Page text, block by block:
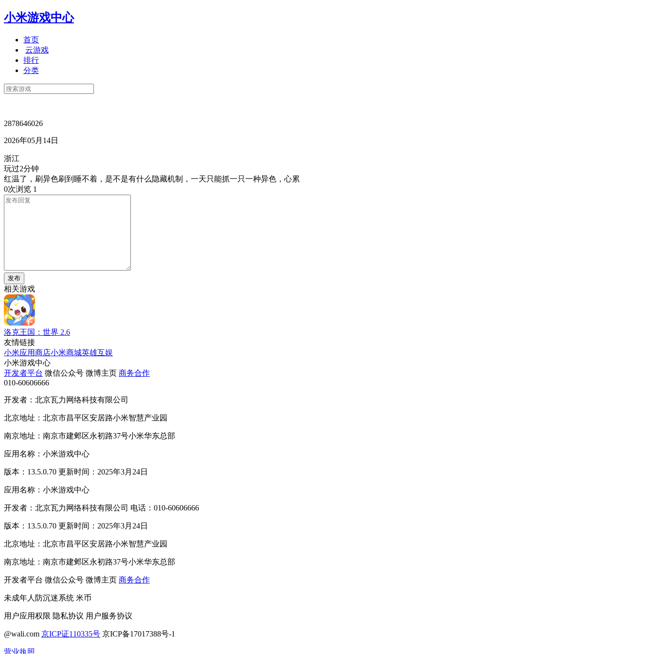
小米游戏中心
首页
云游戏
排行
分类
2878646026
2026年05月14日
浙江
玩过2分钟
红温了，刷异色刷到睡不着，是不是有什么隐藏机制，一天只能抓一只一种异色，心累
0次浏览 1
发布
相关游戏
洛克王国：世界 2.6
友情链接
小米应用商店小米商城英雄互娱
小米游戏中心
开发者平台 微信公众号 微博主页 商务合作
010-60606666
开发者：北京瓦力网络科技有限公司
北京地址：北京市昌平区安居路小米智慧产业园
南京地址：南京市建邺区永初路37号小米华东总部
应用名称：小米游戏中心
版本：13.5.0.70 更新时间：2025年3月24日
应用名称：小米游戏中心
开发者：北京瓦力网络科技有限公司 电话：010-60606666
版本：13.5.0.70 更新时间：2025年3月24日
北京地址：北京市昌平区安居路小米智慧产业园
南京地址：南京市建邺区永初路37号小米华东总部
开发者平台 微信公众号 微博主页 商务合作
未成年人防沉迷系统 米币
用户应用权限 隐私协议 用户服务协议
@wali.com 京ICP证110335号 京ICP备17017388号-1
营业执照